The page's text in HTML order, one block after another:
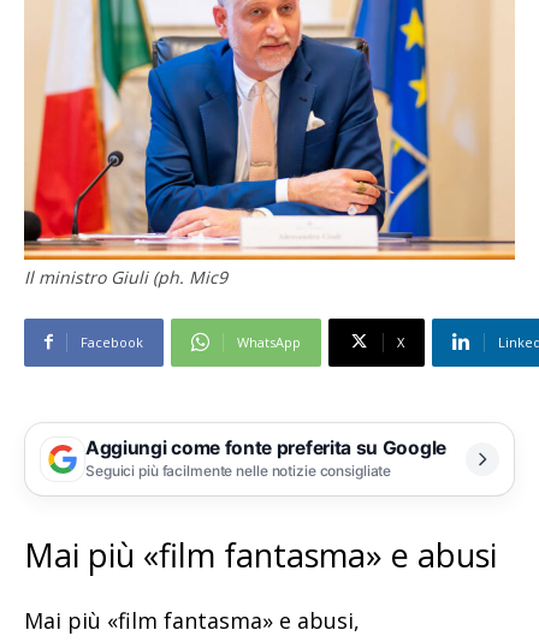
Il ministro Giuli (ph. Mic9
Facebook WhatsApp X
Aggiungi come fonte preferita su Google
Seguici più facilmente nelle notizie consigliate
Mai più «film fantasma» e abusi
Mai più «film fantasma» e abusi,